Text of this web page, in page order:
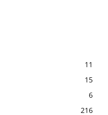
11
15
6
216